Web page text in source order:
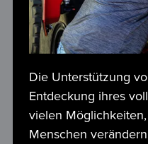
Die Unterstützung
Entdeckung ihres
vielen
Menschen